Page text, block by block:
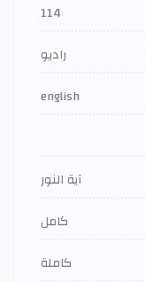
114
راديو
english
آية النور
كامل
كاملة